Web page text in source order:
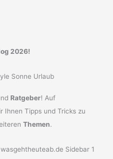
2026!
Ratgeber! Auf
Ihnen Tipps und Tricks zu
Themen.